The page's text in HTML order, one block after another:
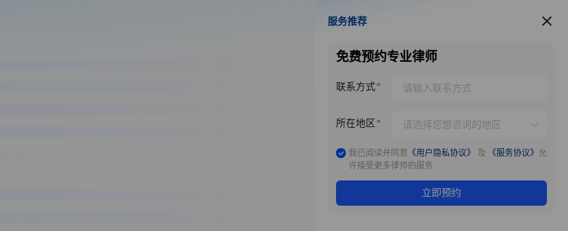
服务推荐
服务推荐
免费预约专业律师
联系方式
所在地区
我已阅读并同意 《用户隐私协议》 及 《服务协议》 允
许接受更多律师的服务
立即预约